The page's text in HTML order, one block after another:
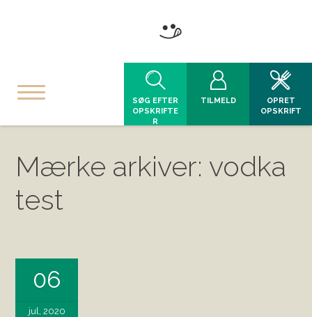
SØG EFTER
OPSKRIFTE
R
TILMELD
OPRET
OPSKRIFT
Mærke arkiver: vodka
test
06
jul, 2020